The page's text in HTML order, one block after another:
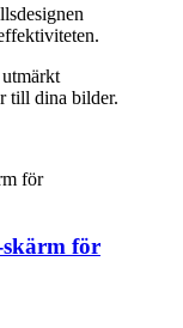
till dina bilder.
skärm för